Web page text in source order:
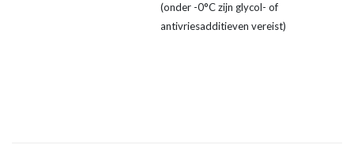
(onder -0°C zijn glycol- of
antivriesadditieven vereist)